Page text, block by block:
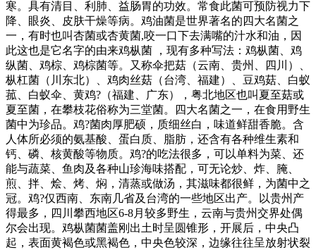
寒。具有清目、利肺、益肠胃的功效。常食此菌可预防视力下
降、眼炎、皮肤干燥等病。鸡油菌是世界著名的四大名菌之
一，有时也叫杏菌或杏黄菌,咬一口下去满嘴的汁水和油，因
此这也是它名字的由来鸡枞菌 ，现有多种写法：鸡枞菌、鸡
纵菌、鸡棕、鸡棕菌等。又称伞把菇（云南、贵州、四川）、
枞杠菌（川东北）、鸡肉丝菇（台湾、福建）、豆鸡菇、白蚁
菰、白蚁伞、黄鸡?（福建、广东），粤北地区也叫夏至菇或
夏至菌，在攀枝花俗称为三堂菌。四大名菌之一，在食用野生
菌中为珍品。鸡?菌肉厚肥硕，质细丝白，味道鲜甜香脆。含
人体所必须的氨基酸、蛋白质、脂肪，还含有各种维生素和
钙、磷、核黄酸等物质。鸡?的吃法很多，可以单料为菜、还
能与蔬菜、鱼肉及各种山珍海味搭配，可无论炒、炸、腌、
煎、拌、烩、烤、焖，清蒸或做汤，其滋味都很鲜，为菌中之
冠。鸡?仅西南、东南几省及台湾的一些地区出产。以贵州产
得最多，四川攀西地区6-8月较多野生，云南与贵州交界处偶
尔会出现。鸡枞菌菌盖刚出土时呈圆锥形，开展后，中央凸
起，表面黄褐色或黑褐色，中央色较深，边缘往往呈放射状裂